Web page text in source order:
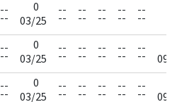
--
--
0
03/25
--
--
--
--
--
--
--
--
--
--
--
--
0
03/25
--
--
--
--
--
--
--
--
--
--
09/
--
--
0
03/25
--
--
--
--
--
--
--
--
--
--
09/